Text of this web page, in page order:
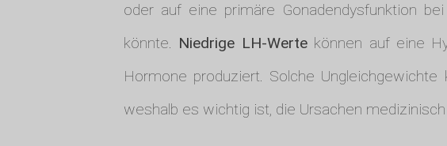
oder auf eine primäre Gonadendysfunktion
könnte. Niedrige LH-Wertekönnen auf eine
Hormone produziert. Solche
weshalb es wichtig ist, die Ursachen